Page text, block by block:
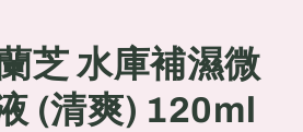
芝 水庫補濕微
(清爽) 120ml